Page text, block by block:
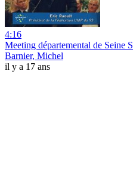
4:16
Meeting départemental de Seine
Barnier, Michel
il y a 17 ans